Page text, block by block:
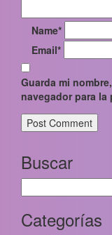
Name*
Email*
Guarda mi
navegador para la
Buscar
Categorías